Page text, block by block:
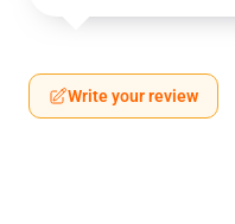
Write your review